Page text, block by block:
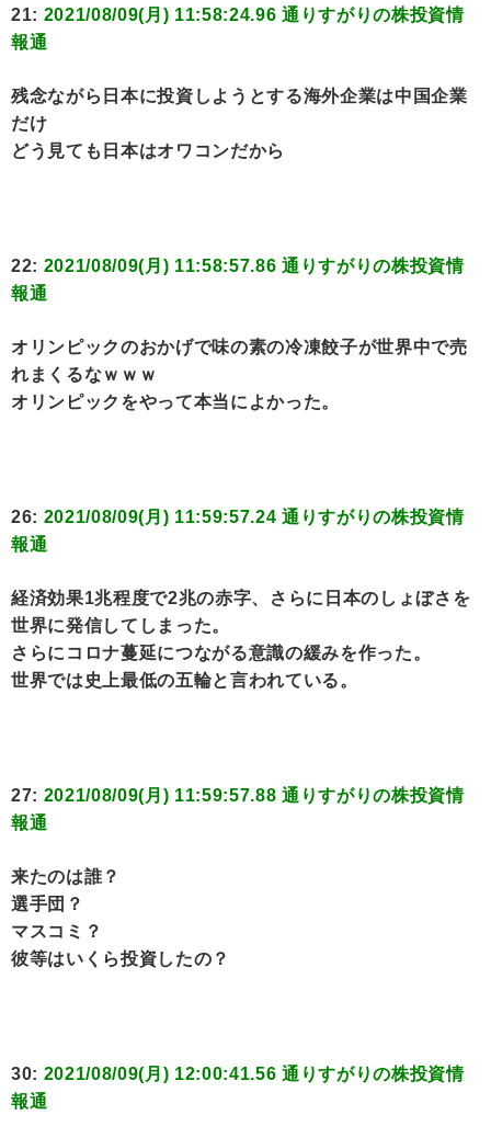
21: 2021/08/09(月) 11:58:24.96 通りすがりの株投資情
報通
残念ながら日本に投資しようとする海外企業は中国企業
だけ
どう見ても日本はオワコンだから
22: 2021/08/09(月) 11:58:57.86 通りすがりの株投資情
報通
オリンピックのおかげで味の素の冷凍餃子が世界中で売
れまくるなｗｗｗ
オリンピックをやって本当によかった。
26: 2021/08/09(月) 11:59:57.24 通りすがりの株投資情
報通
経済効果1兆程度で2兆の赤字、さらに日本のしょぼさを
世界に発信してしまった。
さらにコロナ蔓延につながる意識の緩みを作った。
世界では史上最低の五輪と言われている。
27: 2021/08/09(月) 11:59:57.88 通りすがりの株投資情
報通
来たのは誰？
選手団？
マスコミ？
彼等はいくら投資したの？
30: 2021/08/09(月) 12:00:41.56 通りすがりの株投資情
報通